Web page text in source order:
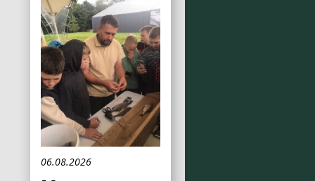
06.08.2026